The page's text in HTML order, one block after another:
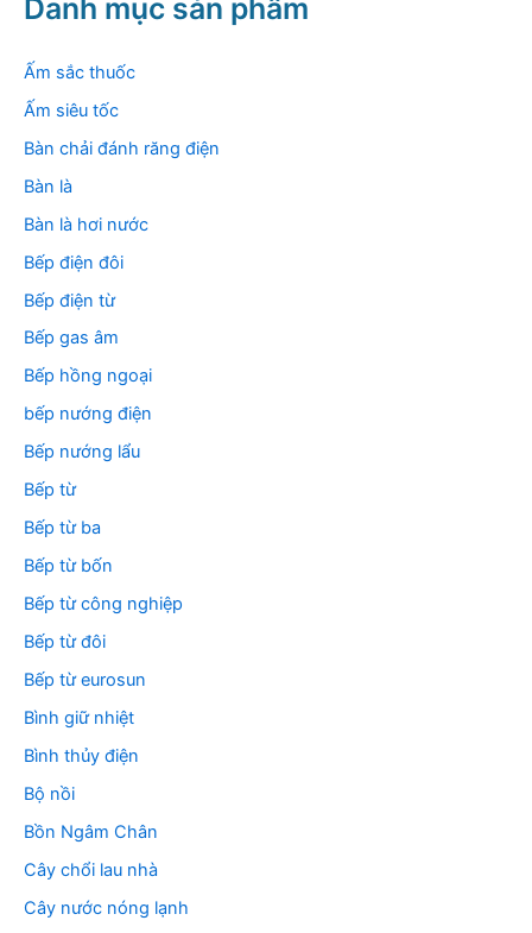
i
m
Danh mục sản phẩm
Ấm sắc thuốc
Ấm siêu tốc
Bàn chải đánh răng điện
Bàn là
Bàn là hơi nước
Bếp điện đôi
Bếp điện từ
Bếp gas âm
Bếp hồng ngoại
bếp nướng điện
Bếp nướng lẩu
Bếp từ
Bếp từ ba
Bếp từ bốn
Bếp từ công nghiệp
Bếp từ đôi
Bếp từ eurosun
Bình giữ nhiệt
Bình thủy điện
Bộ nồi
Bồn Ngâm Chân
Cây chổi lau nhà
Cây nước nóng lạnh